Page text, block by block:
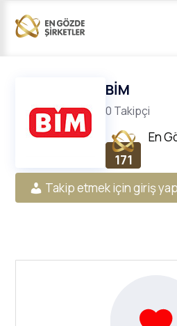
BİM
0 Takipçi
171
En
Takip etmek için giriş